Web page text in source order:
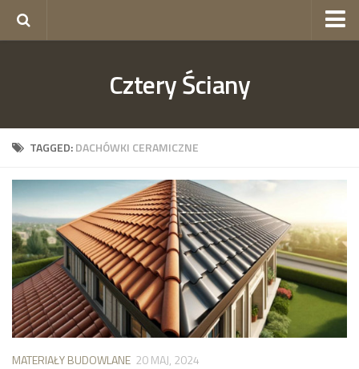
ogrodzenia Szczecin
Cztery Ściany
TAGGED:DACHÓWKI CERAMICZNE
MATERIAŁY BUDOWLANE 20 MAJ, 2024